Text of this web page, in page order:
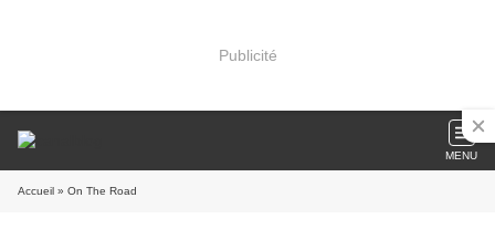
Publicité
MENU
Accueil » On The Road